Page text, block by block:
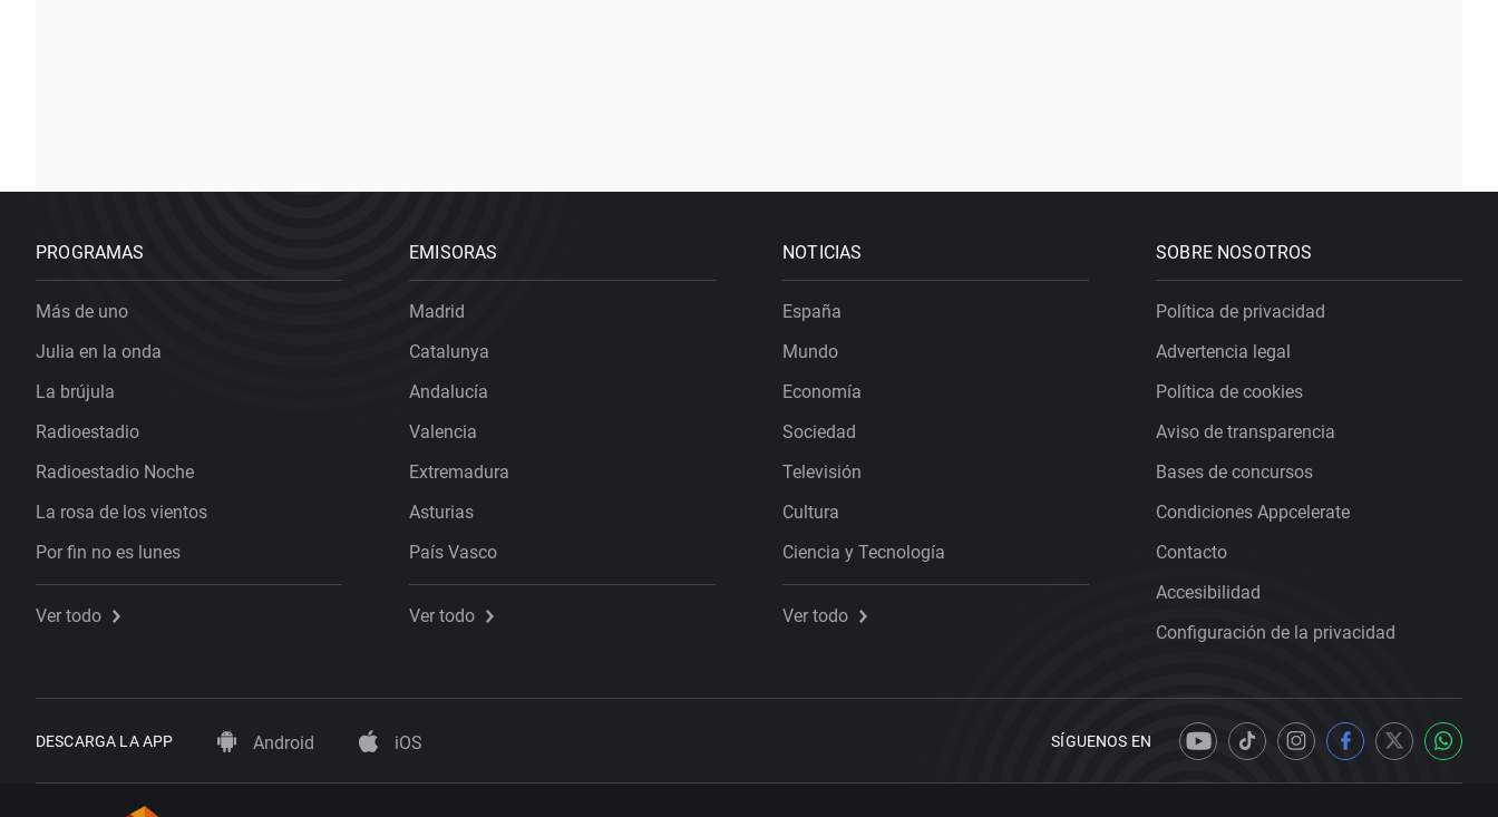
PROGRAMAS
Más de uno
Julia en la onda
La brújula
Radioestadio
Radioestadio Noche
La rosa de los vientos
Por fin no es lunes
Ver todo
EMISORAS
Madrid
Catalunya
Andalucía
Valencia
Extremadura
Asturias
País Vasco
Ver todo
NOTICIAS
España
Mundo
Economía
Sociedad
Televisión
Cultura
Ciencia y Tecnología
Ver todo
SOBRE NOSOTROS
Política de privacidad
Advertencia legal
Política de cookies
Aviso de transparencia
Bases de concursos
Condiciones Appcelerate
Contacto
Accesibilidad
Configuración de la privacidad
DESCARGA LA APP Android iOS SÍGUENOS EN